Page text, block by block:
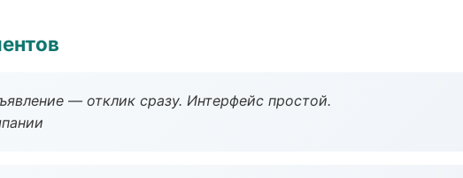
— отклик сразу. Интерфейс простой.